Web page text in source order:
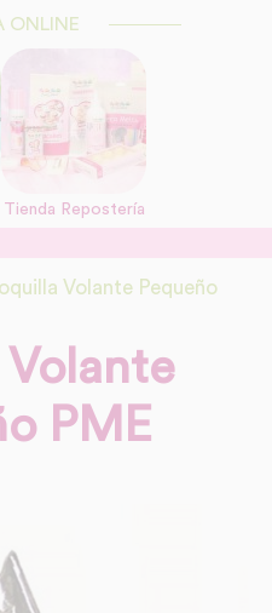
ONLINE
Tienda Repostería
Volante Pequeño
Volante
PME